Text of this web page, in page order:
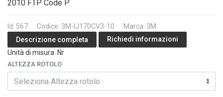
2010 FTP Code P
Id: 567 Codice: 3M-IJ170CV3-10
Marca: 3M
Descrizione completa
Richiedi informazioni
Unità di misura: Nr
ALTEZZA ROTOLO
Seleziona Altezza rotolo